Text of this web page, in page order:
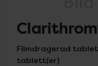
Filmdragerad
tablett(er)